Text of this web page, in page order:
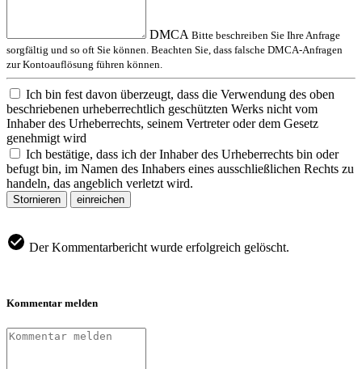
DMCA Bitte beschreiben Sie Ihre Anfrage
sorgfältig und so oft Sie können. Beachten Sie, dass falsche DMCA-Anfragen
zur Kontoauflösung führen können.
Ich bin fest davon überzeugt, dass die Verwendung des oben
beschriebenen urheberrechtlich geschützten Werks nicht vom
Inhaber des Urheberrechts, seinem Vertreter oder dem Gesetz
genehmigt wird
Ich bestätige, dass ich der Inhaber des Urheberrechts bin oder
befugt bin, im Namen des Inhabers eines ausschließlichen Rechts zu
handeln, das angeblich verletzt wird.
Stornieren einreichen
Der Kommentarbericht wurde erfolgreich gelöscht.
Kommentar melden